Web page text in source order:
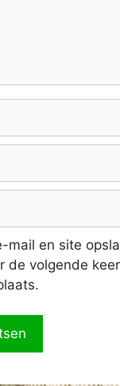
mail en site
de volgende